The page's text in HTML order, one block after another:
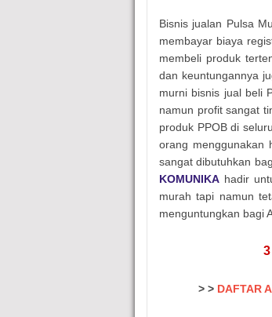
Bisnis jualan Pulsa
membayar biaya
membeli produk
dan keuntungannya
murni bisnis jual beli
namun profit sangat
produk PPOB di
orang menggunakan
sangat dibutuhkan
KOMUNIKA hadir
murah tapi namun
menguntungkan bagi
> > DAFTAR